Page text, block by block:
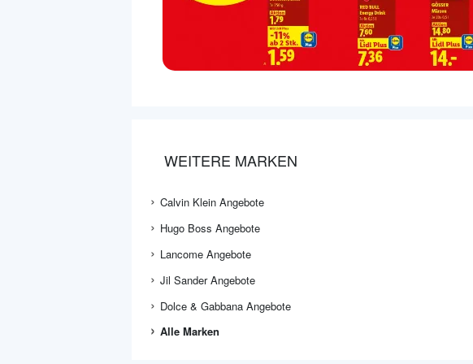
WEITERE MARKEN
Calvin Klein Angebote
Hugo Boss Angebote
Lancome Angebote
Jil Sander Angebote
Dolce & Gabbana Angebote
Alle Marken